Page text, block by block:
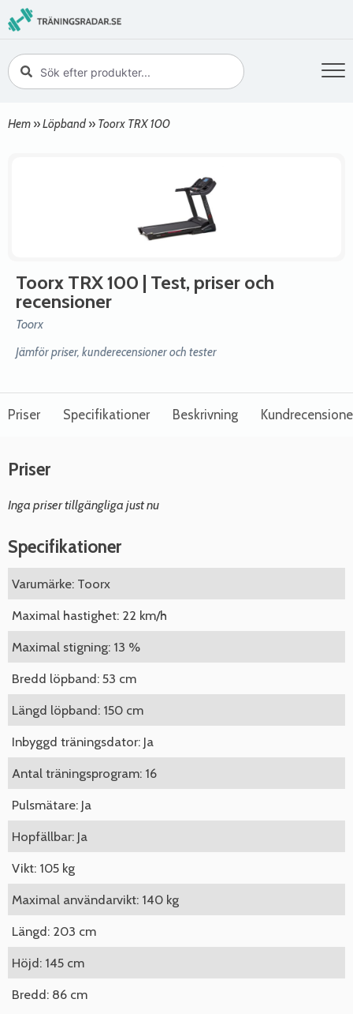
Hem »Löpband » Toorx TRX 100
Toorx TRX 100 | Test, priser och
recensioner
Toorx
Jämför priser, kunderecensioner och tester
Priser Specifikationer Beskrivning
Priser
Inga priser tillgängliga just nu
Specifikationer
Varumärke: Toorx
Maximal hastighet: 22 km/h
Maximal stigning: 13 %
Bredd löpband: 53 cm
Längd löpband: 150 cm
Inbyggd träningsdator: Ja
Antal träningsprogram: 16
Pulsmätare: Ja
Hopfällbar: Ja
Vikt: 105 kg
Maximal användarvikt: 140 kg
Längd: 203 cm
Höjd: 145 cm
Bredd: 86 cm